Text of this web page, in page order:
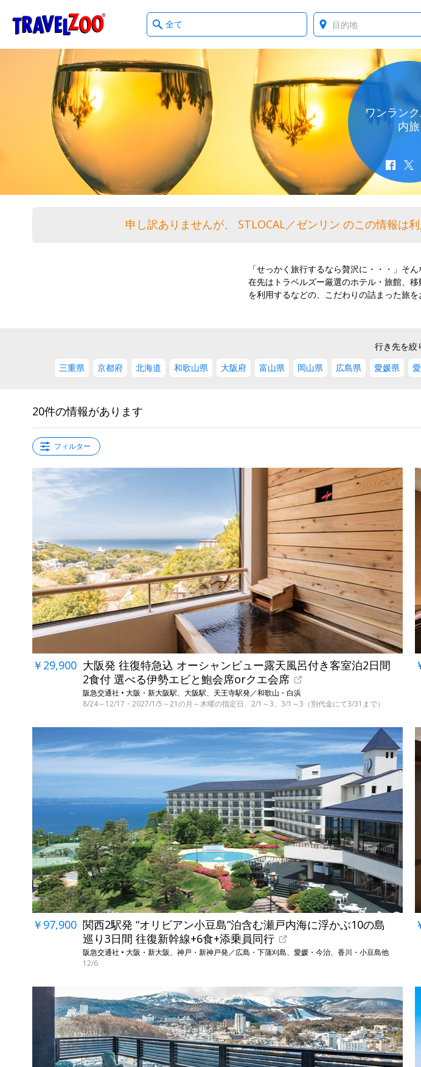
Travelzoo
What
type
Where?
ワンラン
内旅
申し訳ありませんが、 STLOCAL／ゼンリン のこの情報は
「せっかく旅行するなら贅沢に・・・」そ
在先はトラベルズー厳選のホテル・旅館、
を利用するなどの、こだわりの詰まった旅を
行き先を絞
三重県 京都府 北海道 和歌山県 大阪府 富山県 岡山県 広島県 愛媛県
20件の情報があります
フィルター
￥29,900 大阪発 往復特急込 オーシャンビュー露天風呂付き客室泊2日間
2食付 選べる伊勢エビと鮑会席orクエ会席
阪急交通社 • 大阪・新大阪駅、大阪駅、天王寺駅発／和歌山・白浜
8/24～12/17・2027/1/5～21の月～木曜の指定日、2/1～3、3/1～3（別代金にて3/31まで）
￥97,900 関西2駅発 “オリビアン小豆島”泊含む瀬戸内海に浮かぶ10の島
巡り3日間 往復新幹線+6食+添乗員同行
阪急交通社 • 大阪・新大阪、神戸・新神戸発／広島・下蒲刈島、愛媛・今治、香川・小豆島他
12/6